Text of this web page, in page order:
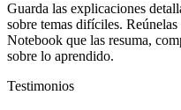
Guarda las explicaciones
sobre temas difíciles.
Notebook que las resuma,
sobre lo aprendido.
Testimonios